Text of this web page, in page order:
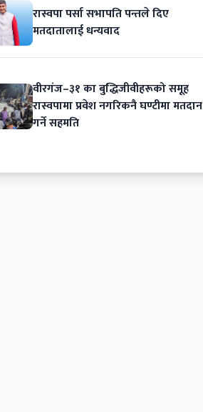
रास्वपा पर्सा सभापति पन्तले दिए
मतदातालाई धन्यवाद
वीरगंज–३१ का बुद्धिजीवीहरूको समूह
रास्वपामा प्रवेश नगरिकनै घण्टीमा मतदान
गर्ने सहमति